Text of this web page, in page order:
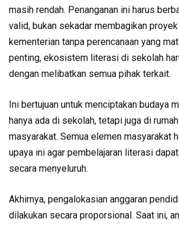
masih rendah. Penanganan ini harus
valid, bukan sekadar membagikan
kementerian tanpa perencanaan yang
penting, ekosistem literasi di sekolah
dengan melibatkan semua pihak terkait.
Ini bertujuan untuk menciptakan budaya
hanya ada di sekolah, tetapi juga di
masyarakat. Semua elemen masyarakat
upaya ini agar pembelajaran literasi
secara menyeluruh.
Akhirnya, pengalokasian anggaran
dilakukan secara proporsional. Saat ini,